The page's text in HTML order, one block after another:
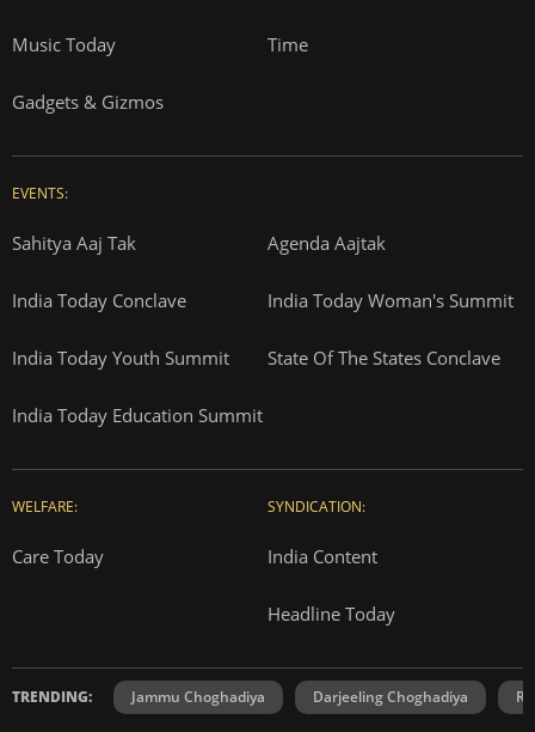
Music Today Time
Gadgets & Gizmos
EVENTS:
Sahitya Aaj Tak Agenda Aajtak
India Today Conclave India Today Woman's Summit
India Today Youth Summit State Of The States Conclave
India Today Education Summit
WELFARE:
Care Today
SYNDICATION:
India Content
Headline Today
TRENDING: Jammu Choghadiya Darjeeling Choghadiya